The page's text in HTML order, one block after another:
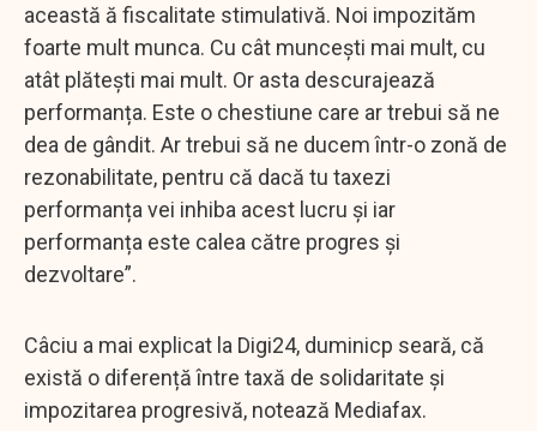
această ă fiscalitate stimulativă. Noi impozităm
foarte mult munca. Cu cât muncești mai mult, cu
atât plătești mai mult. Or asta descurajează
performanța. Este o chestiune care ar trebui să ne
dea de gândit. Ar trebui să ne ducem într-o zonă de
rezonabilitate, pentru că dacă tu taxezi
performanța vei inhiba acest lucru și iar
performanța este calea către progres și
dezvoltare”.
Câciu a mai explicat la Digi24, duminicp seară, că
există o diferență între taxă de solidaritate și
impozitarea progresivă, notează Mediafax.